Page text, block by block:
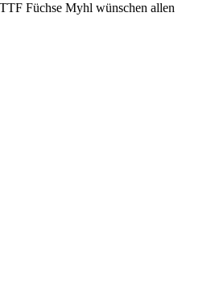
Füchse Myhl wünschen allen